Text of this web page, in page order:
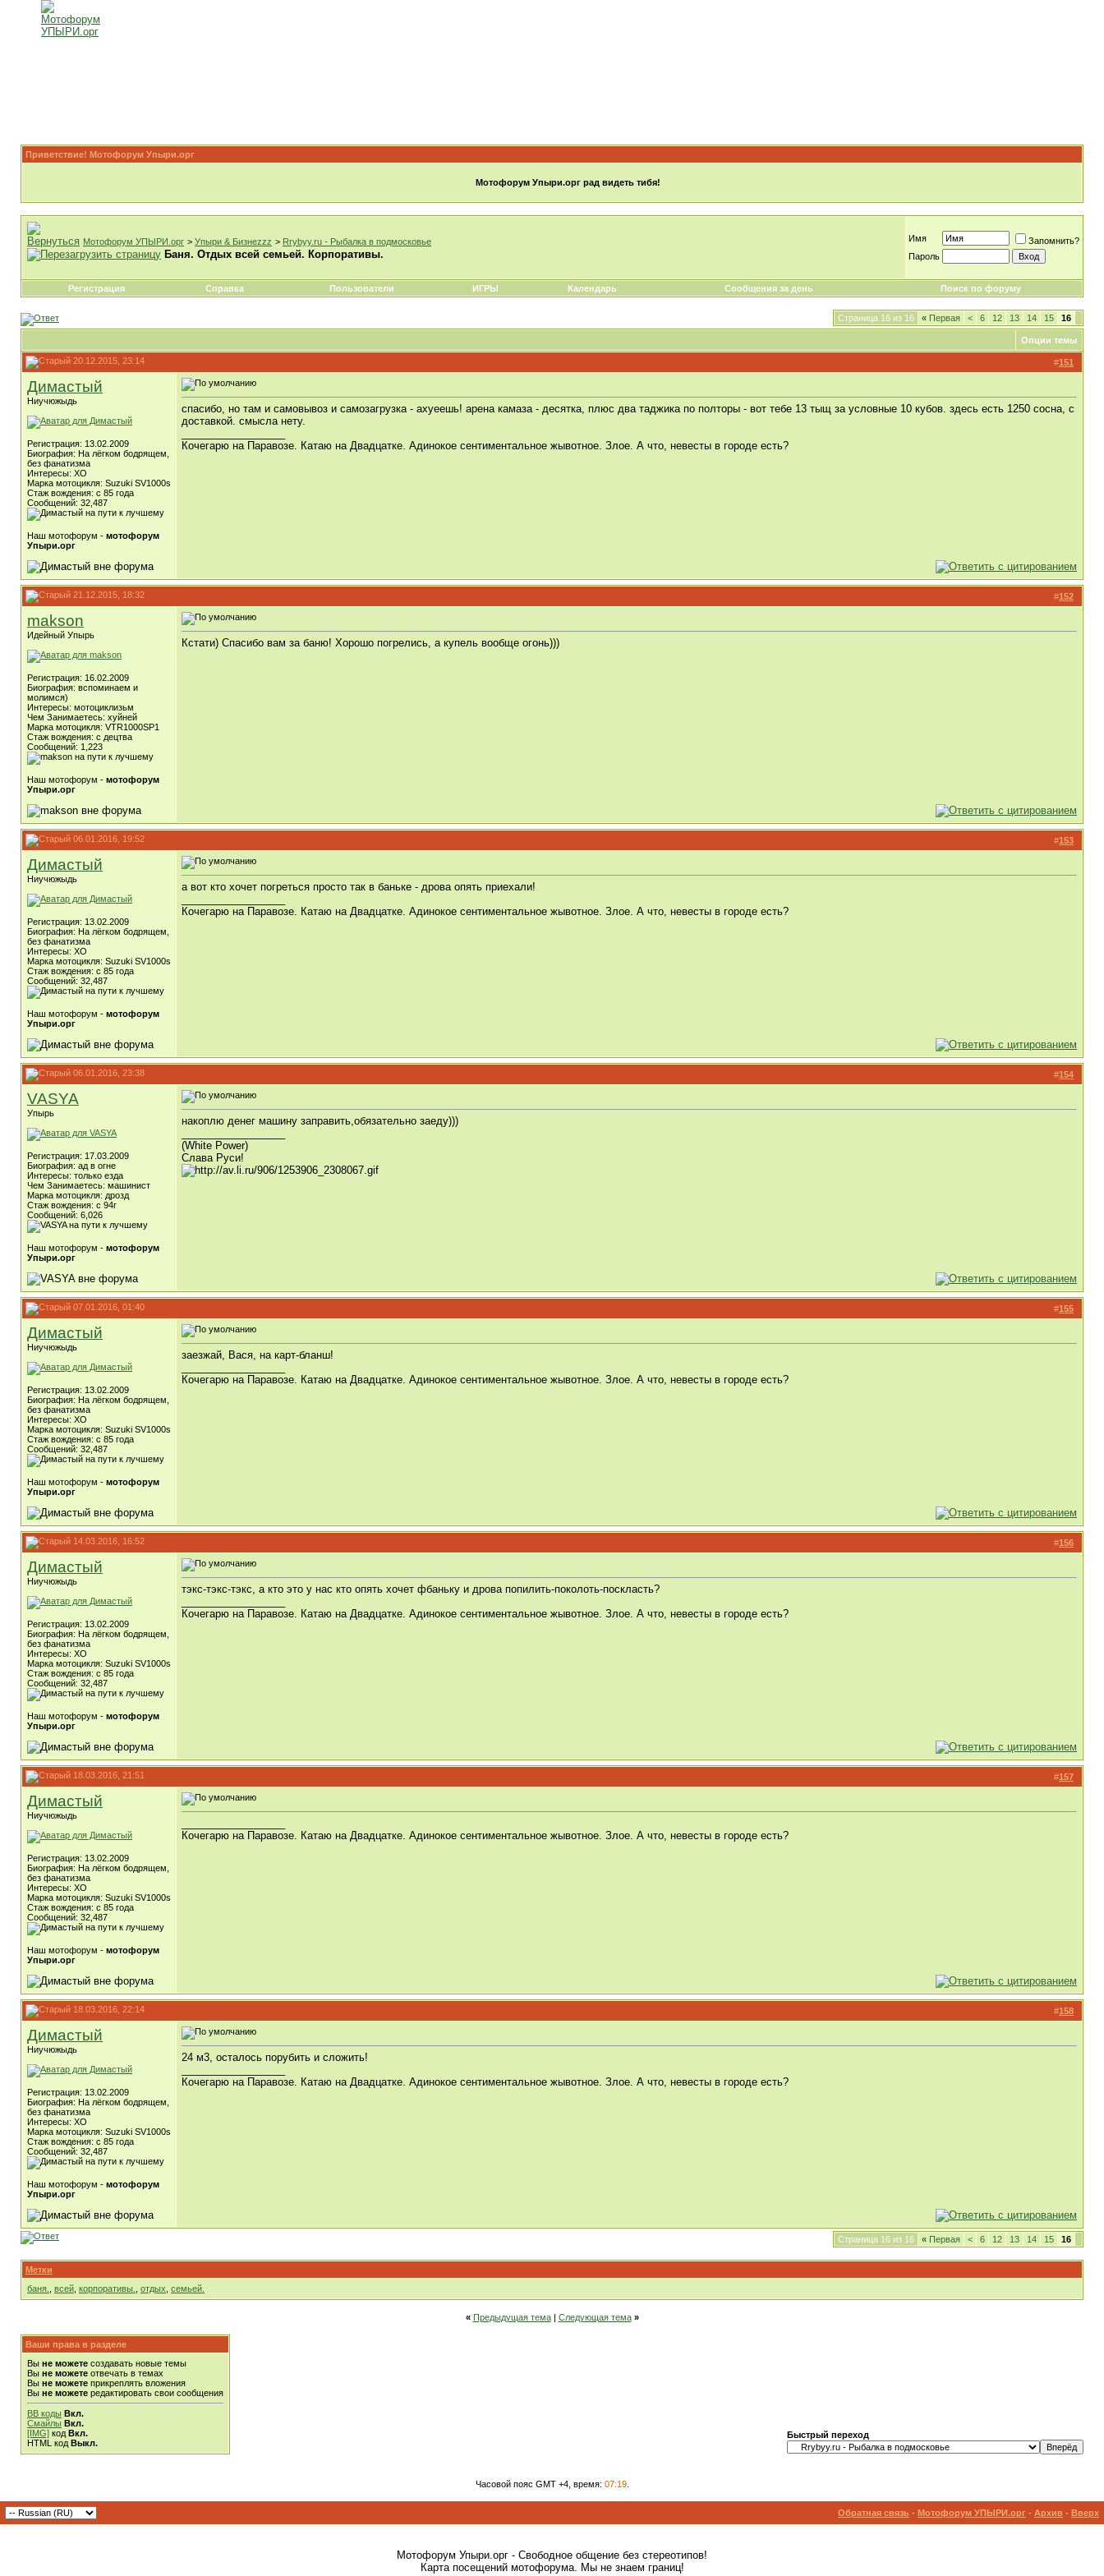
Приветствие! Мотофорум Упыри.орг
Мотофорум Упыри.орг рад видеть тибя!
Мотофорум УПЫРИ.орг > Упыри & Бизнеzzz > Rrybyy.ru - Рыбалка в подмосковье
Баня. Отдых всей семьей. Корпоративы.
Имя
Запомнить?
Пароль
Регистрация Справка Пользователи ИГРЫ Календарь Сообщения за день Поиск по форуму
Страница 16 из 16 « Первая < 6 12 13 14 15 16
Опции темы
20.12.2015, 23:14 #151
Димастый
Ниучюжыдь
Регистрация: 13.02.2009
Биография: На лёгком бодрящем,
без фанатизма
Интересы: ХО
Марка мотоцикля: Suzuki SV1000s
Стаж вождения: с 85 года
Сообщений: 32,487
Наш мотофорум - мотофорум
Упыри.орг
спасибо, но там и самовывоз и самозагрузка - ахуеешь! арена камаза - десятка, плюс два таджика по полторы - вот тебе 13 тыщ за условные 10 кубов. здесь есть 1250 сосна, с
доставкой. смысла нету.
Кочегарю на Паравозе. Катаю на Двадцатке. Адинокое сентиментальное жывотное. Злое. А что, невесты в городе есть?
21.12.2015, 18:32 #152
makson
Идейный Упырь
Регистрация: 16.02.2009
Биография: вспоминаем и
молимся)
Интересы: мотоциклизьм
Чем Занимаетесь: хуйней
Марка мотоцикля: VTR1000SP1
Стаж вождения: с децтва
Сообщений: 1,223
Наш мотофорум - мотофорум
Упыри.орг
Кстати) Спасибо вам за баню! Хорошо погрелись, а купель вообще огонь)))
06.01.2016, 19:52 #153
Димастый
Ниучюжыдь
Регистрация: 13.02.2009
Биография: На лёгком бодрящем,
без фанатизма
Интересы: ХО
Марка мотоцикля: Suzuki SV1000s
Стаж вождения: с 85 года
Сообщений: 32,487
Наш мотофорум - мотофорум
Упыри.орг
а вот кто хочет погреться просто так в баньке - дрова опять приехали!
Кочегарю на Паравозе. Катаю на Двадцатке. Адинокое сентиментальное жывотное. Злое. А что, невесты в городе есть?
06.01.2016, 23:38 #154
VASYA
Упырь
Регистрация: 17.03.2009
Биография: ад в огне
Интересы: только езда
Чем Занимаетесь: машинист
Марка мотоцикля: дрозд
Стаж вождения: с 94г
Сообщений: 6,026
Наш мотофорум - мотофорум
Упыри.орг
накоплю денег машину заправить,обязательно заеду)))
(White Power)
Слава Руси!
07.01.2016, 01:40 #155
Димастый
Ниучюжыдь
Регистрация: 13.02.2009
Биография: На лёгком бодрящем,
без фанатизма
Интересы: ХО
Марка мотоцикля: Suzuki SV1000s
Стаж вождения: с 85 года
Сообщений: 32,487
Наш мотофорум - мотофорум
Упыри.орг
заезжай, Вася, на карт-бланш!
Кочегарю на Паравозе. Катаю на Двадцатке. Адинокое сентиментальное жывотное. Злое. А что, невесты в городе есть?
14.03.2016, 16:52 #156
Димастый
Ниучюжыдь
Регистрация: 13.02.2009
Биография: На лёгком бодрящем,
без фанатизма
Интересы: ХО
Марка мотоцикля: Suzuki SV1000s
Стаж вождения: с 85 года
Сообщений: 32,487
Наш мотофорум - мотофорум
Упыри.орг
тэкс-тэкс-тэкс, а кто это у нас кто опять хочет фбаньку и дрова попилить-поколоть-поскласть?
Кочегарю на Паравозе. Катаю на Двадцатке. Адинокое сентиментальное жывотное. Злое. А что, невесты в городе есть?
18.03.2016, 21:51 #157
Димастый
Ниучюжыдь
Регистрация: 13.02.2009
Биография: На лёгком бодрящем,
без фанатизма
Интересы: ХО
Марка мотоцикля: Suzuki SV1000s
Стаж вождения: с 85 года
Сообщений: 32,487
Наш мотофорум - мотофорум
Упыри.орг
Кочегарю на Паравозе. Катаю на Двадцатке. Адинокое сентиментальное жывотное. Злое. А что, невесты в городе есть?
18.03.2016, 22:14 #158
Димастый
Ниучюжыдь
Регистрация: 13.02.2009
Биография: На лёгком бодрящем,
без фанатизма
Интересы: ХО
Марка мотоцикля: Suzuki SV1000s
Стаж вождения: с 85 года
Сообщений: 32,487
Наш мотофорум - мотофорум
Упыри.орг
24 м3, осталось порубить и сложить!
Кочегарю на Паравозе. Катаю на Двадцатке. Адинокое сентиментальное жывотное. Злое. А что, невесты в городе есть?
Страница 16 из 16 « Первая < 6 12 13 14 15 16
Метки
баня.
всей корпоративы. отдых семьей.
« Предыдущая тема| Следующая тема »
Ваши права в разделе
Вы не можете создавать новые темы
Вы не можете отвечать в темах
Вы не можете прикреплять вложения
Вы не можете редактировать свои сообщения
BB коды Вкл.
Смайлы Вкл.
[IMG] код Вкл.
HTML код Выкл.
Быстрый переход
Часовой пояс GMT +4, время: 07:19.
Обратная связь - Мотофорум УПЫРИ.орг - Архив - Вверх
Мотофорум Упыри.орг - Свободное общение без стереотипов!
Карта посещений мотофорума. Мы не знаем границ!